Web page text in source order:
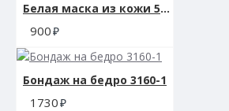
Белая маска из кожи 58009ars
900
Бондаж на бедро 3160-1
1730